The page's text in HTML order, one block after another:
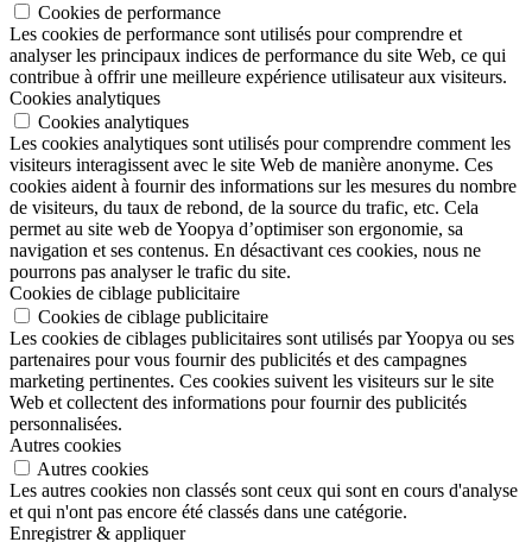
Cookies de performance
Les cookies de performance sont utilisés pour comprendre et
analyser les principaux indices de performance du site Web, ce qui
contribue à offrir une meilleure expérience utilisateur aux visiteurs.
Cookies analytiques
Cookies analytiques
Les cookies analytiques sont utilisés pour comprendre comment les
visiteurs interagissent avec le site Web de manière anonyme. Ces
cookies aident à fournir des informations sur les mesures du nombre
de visiteurs, du taux de rebond, de la source du trafic, etc. Cela
permet au site web de Yoopya d’optimiser son ergonomie, sa
navigation et ses contenus. En désactivant ces cookies, nous ne
pourrons pas analyser le trafic du site.
Cookies de ciblage publicitaire
Cookies de ciblage publicitaire
Les cookies de ciblages publicitaires sont utilisés par Yoopya ou ses
partenaires pour vous fournir des publicités et des campagnes
marketing pertinentes. Ces cookies suivent les visiteurs sur le site
Web et collectent des informations pour fournir des publicités
personnalisées.
Autres cookies
Autres cookies
Les autres cookies non classés sont ceux qui sont en cours d'analyse
et qui n'ont pas encore été classés dans une catégorie.
Enregistrer & appliquer